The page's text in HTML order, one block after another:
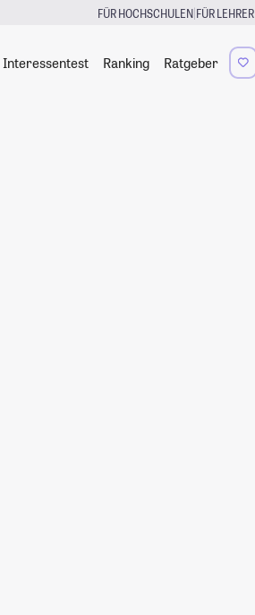
FÜR HOCHSCHULEN|FÜR LEHRER
Interessentest Ranking Ratgeber